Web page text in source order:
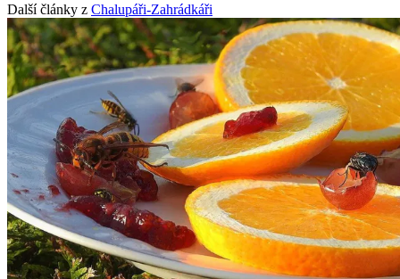
Další články z Chalupáři-Zahrádkáři